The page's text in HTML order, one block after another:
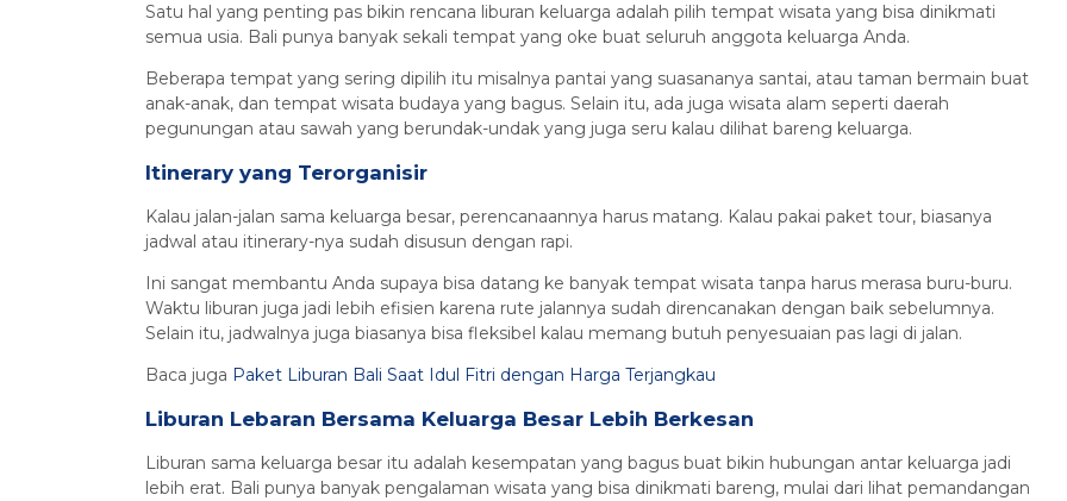
Satu hal yang penting pas bikin rencana liburan keluarga adalah pilih tempat wisata yang bisa dinikmati
semua usia. Bali punya banyak sekali tempat yang oke buat seluruh anggota keluarga Anda.
Beberapa tempat yang sering dipilih itu misalnya pantai yang suasananya santai, atau taman bermain buat
anak-anak, dan tempat wisata budaya yang bagus. Selain itu, ada juga wisata alam seperti daerah
pegunungan atau sawah yang berundak-undak yang juga seru kalau dilihat bareng keluarga.
Itinerary yang Terorganisir
Kalau jalan-jalan sama keluarga besar, perencanaannya harus matang. Kalau pakai paket tour, biasanya
jadwal atau itinerary-nya sudah disusun dengan rapi.
Ini sangat membantu Anda supaya bisa datang ke banyak tempat wisata tanpa harus merasa buru-buru.
Waktu liburan juga jadi lebih efisien karena rute jalannya sudah direncanakan dengan baik sebelumnya.
Selain itu, jadwalnya juga biasanya bisa fleksibel kalau memang butuh penyesuaian pas lagi di jalan.
Baca juga Paket Liburan Bali Saat Idul Fitri dengan Harga Terjangkau
Liburan Lebaran Bersama Keluarga Besar Lebih Berkesan
Liburan sama keluarga besar itu adalah kesempatan yang bagus buat bikin hubungan antar keluarga jadi
lebih erat. Bali punya banyak pengalaman wisata yang bisa dinikmati bareng, mulai dari lihat pemandangan